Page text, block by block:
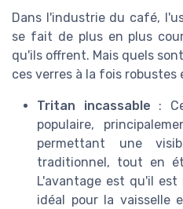
Dans l'industrie du café,
se fait de plus en plus
qu'ils offrent. Mais quels
ces verres à la fois
Tritan incassable :
populaire,
permettant une
traditionnel, tout en
L'avantage est qu'il
idéal pour la vaisselle